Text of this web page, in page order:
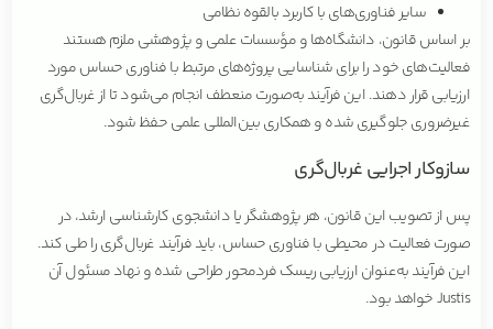
سایر فناوری‌های با کاربرد بالقوه نظامی
بر اساس قانون، دانشگاه‌ها و مؤسسات علمی و پژوهشی ملزم هستند
فعالیت‌های خود را برای شناسایی پروژه‌های مرتبط با فناوری حساس مورد
ارزیابی قرار دهند. این فرآیند به‌صورت منعطف انجام می‌شود تا از غربال‌گری
غیرضروری جلوگیری شده و همکاری بین‌المللی علمی حفظ شود.
سازوکار اجرایی غربال‌گری
پس از تصویب این قانون، هر پژوهشگر یا دانشجوی کارشناسی ارشد، در
صورت فعالیت در محیطی با فناوری حساس، باید فرآیند غربال‌گری را طی کند.
این فرآیند به‌عنوان ارزیابی ریسک فردمحور طراحی شده و نهاد مسئول آن
Justis خواهد بود.